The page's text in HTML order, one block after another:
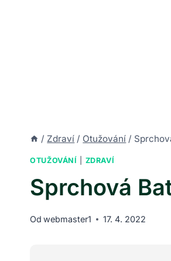
/ Zdraví / Otužování /
OTUŽOVÁNÍ ZDRAVÍ
Sprchová
Od webmaster1 17. 4. 2022